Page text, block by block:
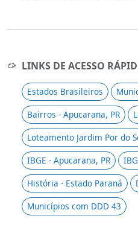
LINKS DE ACESSO
Estados Brasileiros
Bairros - Apucarana, PR
Loteamento Jardim Por do
IBGE - Apucarana, PR
História - Estado Paraná
Municípios com DDD 43